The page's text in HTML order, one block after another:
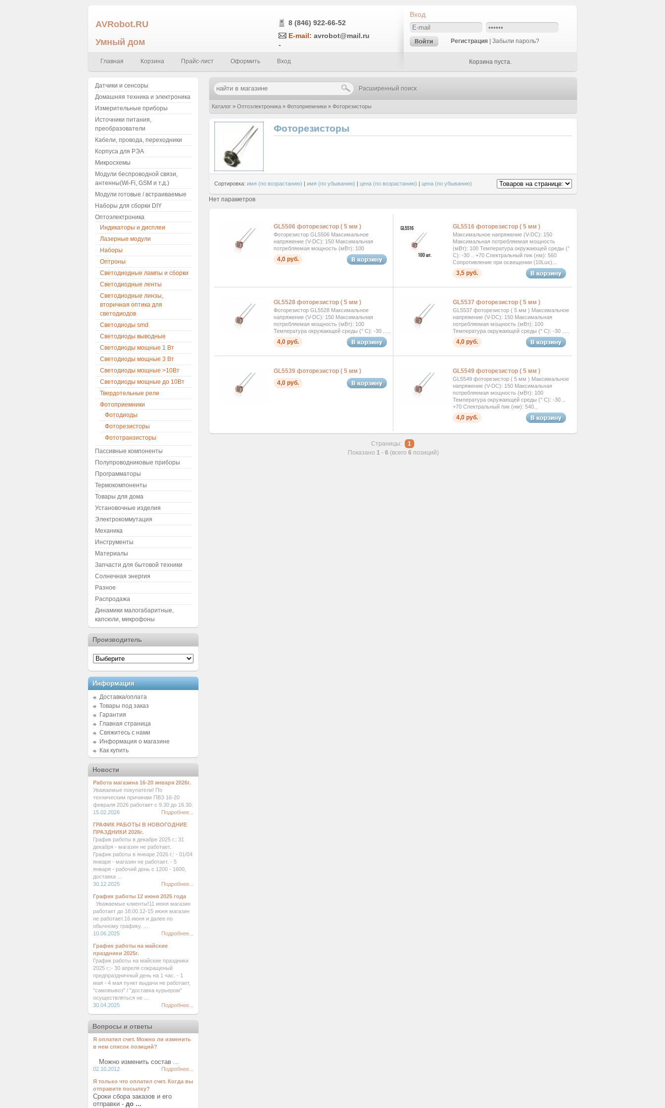
AVRobot.RU
Умный дом
8 (846) 922-66-52
E-mail: avrobot@mail.ru
-
Главная Корзина Прайс-лист Оформить Вход
Вход
Регистрация Забыли пароль?
Корзина пуста.
Расширенный поиск
Каталог » Оптоэлектроника » Фотоприемники » Фоторезисторы
Фоторезисторы
Сортировка: имя (по возрастанию) | имя (по убыванию) | цена (по возрастанию) | цена (по убыванию)
Нет параметров
GL5506 фоторезистор ( 5 мм )
Фоторезистор GL5506 Максимальное
напряжение (V-DC): 150 Максимальная
потребляемая мощность (мВт): 100
4,0 руб.
GL5516 фоторезистор ( 5 мм )
Максимальное напряжение (V-DC): 150
Максимальная потребляемая мощность
(мВт): 100 Температура окружающей среды (°
C): -30 .. +70 Спектральный пик (нм): 560
Cопротивление при освещении (10Lux)...
3,5 руб.
GL5528 фоторезистор ( 5 мм )
Фоторезистор GL5528 Максимальное
напряжение (V-DC): 150 Максимальная
потребляемая мощность (мВт): 100
Температура окружающей среды (° C): -30 .....
4,0 руб.
GL5537 фоторезистор ( 5 мм )
GL5537 фоторезистор ( 5 мм ) Максимальное
напряжение (V-DC): 150 Максимальная
потребляемая мощность (мВт): 100
Температура окружающей среды (° C): -30 .....
4,0 руб.
GL5539 фоторезистор ( 5 мм )
4,0 руб.
GL5549 фоторезистор ( 5 мм )
GL5549 фоторезистор ( 5 мм ) Максимальное
напряжение (V-DC): 150 Максимальная
потребляемая мощность (мВт): 100
Температура окружающей среды (° C): -30 ..
+70 Спектральный пик (нм): 540...
4,0 руб.
Страницы:
1
Показано 1- 6 (всего 6 позиций)
Датчики и сенсоры
Домашняя техника и электроника
Измерительные приборы
Источники питания,
преобразователи
Кабели, провода, переходники
Корпуса для РЭА
Микросхемы
Модули беспроводной связи,
антенны(Wi-Fi, GSM и т.д.)
Модули готовые / встраиваемые
Наборы для сборки DIY
Оптоэлектроника
Индикаторы и дисплеи
Лазерные модули
Наборы
Оптроны
Светодиодные лампы и сборки
Светодиодные ленты
Светодиодные линзы,
вторичная оптика для
светодиодов
Светодиоды smd
Светодиоды выводные
Светодиоды мощные 1 Вт
Светодиоды мощные 3 Вт
Светодиоды мощные >10Вт
Светодиоды мощные до 10Вт
Твердотельные реле
Фотоприемники
Фотодиоды
Фоторезисторы
Фототранзисторы
Пассивные компоненты
Полупроводниковые приборы
Программаторы
Термокомпоненты
Товары для дома
Установочные изделия
Электрокоммутация
Механика
Инструменты
Материалы
Запчасти для бытовой техники
Солнечная энергия
Разное
Распродажа
Динамики малогабаритные,
капсюли, микрофоны
Производитель
Информация
Доставка/оплата
Товары под заказ
Гарантия
Главная страница
Свяжитесь с нами
Информация о магазине
Как купить
Новости
Работа магазина 16-20 января 2026г.
Уважаемые покупатели! По
техническим причинам ПВЗ 16-20
февраля 2026 работает с 9.30 до 16.30.
15.02.2026
Подробнее...
ГРАФИК РАБОТЫ В НОВОГОДНИЕ
ПРАЗДНИКИ 2026г.
График работы в декабре 2025 г.: 31
декабря - магазин не работает.
График работы в январе 2026 г.: - 01/04
января - магазин не работает. - 5
января - рабочий день с 1200 - 1600,
доставка ...
30.12.2025
Подробнее...
График работы 12 июня 2025 года
Уважаемые клиенты!11 июня магазин
работает до 18:00.12-15 июня магазин
не работает.16 июня и далее по
обычному графику. ...
10.06.2025
Подробнее...
График работы на майские
праздники 2025г.
График работы на майские праздники
2025 г.:- 30 апреля сокращеный
предпраздничный день на 1 час. - 1
мая - 4 мая пункт выдачи не работает,
"самовывоз" / "доставка курьером"
осуществляться не ...
30.04.2025
Подробнее...
Вопросы и ответы
Я оплатил счет. Можно ли изменить
в нем список позиций?
Можно изменить состав ...
02.10.2012 Подробнее...
Я только что оплатил счет. Когда вы
отправите посылку?
Сроки сбора заказов и его
отправки - до ...